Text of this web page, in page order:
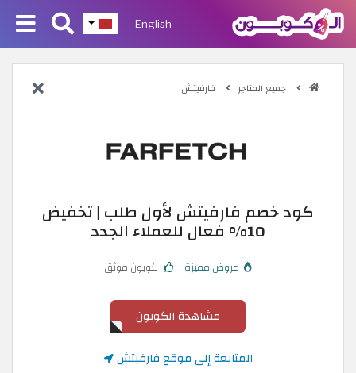
English
جميع المتاجر فارفيتش
كود خصم فارفيتش لأول طلب | تخفيض
10% فعال للعملاء الجدد
عروض مميزة كوبون موثق
مشاهدة الكوبون
المتابعة إلى موقع فارفيتش